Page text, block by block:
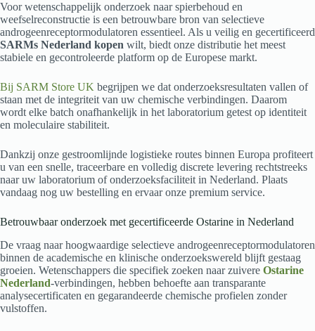
Voor wetenschappelijk onderzoek naar spierbehoud en
weefselreconstructie is een betrouwbare bron van selectieve
androgeenreceptormodulatoren essentieel. Als u veilig en gecertificeerd
SARMs Nederland kopen wilt, biedt onze distributie het meest
stabiele en gecontroleerde platform op de Europese markt.
Bij SARM Store UK begrijpen we dat onderzoeksresultaten vallen of
staan met de integriteit van uw chemische verbindingen. Daarom
wordt elke batch onafhankelijk in het laboratorium getest op identiteit
en moleculaire stabiliteit.
Dankzij onze gestroomlijnde logistieke routes binnen Europa profiteert
u van een snelle, traceerbare en volledig discrete levering rechtstreeks
naar uw laboratorium of onderzoeksfaciliteit in Nederland. Plaats
vandaag nog uw bestelling en ervaar onze premium service.
Betrouwbaar onderzoek met gecertificeerde Ostarine in Nederland
De vraag naar hoogwaardige selectieve androgeenreceptormodulatoren
binnen de academische en klinische onderzoekswereld blijft gestaag
groeien. Wetenschappers die specifiek zoeken naar zuivere Ostarine
Nederland-verbindingen, hebben behoefte aan transparante
analysecertificaten en gegarandeerde chemische profielen zonder
vulstoffen.